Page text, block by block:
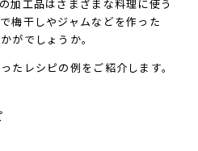
加工品はさまざまな料理に使う
梅干しやジャムなどを作った
がでしょうか。
たレシピの例をご紹介します。